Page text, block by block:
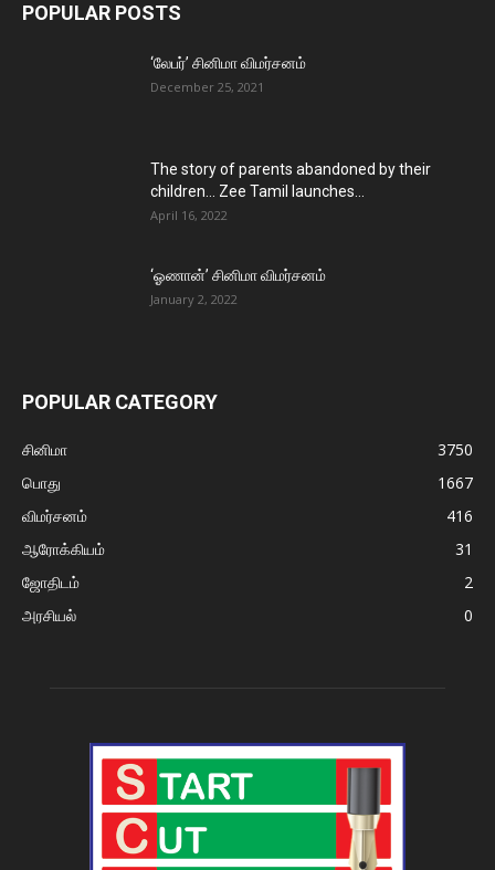
POPULAR POSTS
‘லேபர்’ சினிமா விமர்சனம்
December 25, 2021
The story of parents abandoned by their
children… Zee Tamil launches...
April 16, 2022
‘ஓணான்’ சினிமா விமர்சனம்
January 2, 2022
POPULAR CATEGORY
சினிமா
3750
பொது
1667
விமர்சனம்
416
ஆரோக்கியம்
31
ஜோதிடம்
2
அரசியல்
0